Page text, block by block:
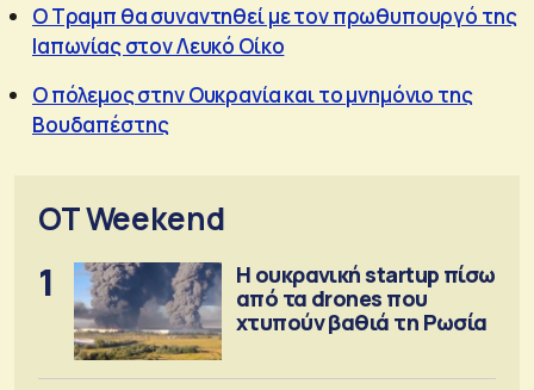
Ο Τραμπ θα συναντηθεί με τον πρωθυπουργό της
Ιαπωνίας στον Λευκό Οίκο
Ο πόλεμος στην Ουκρανία και το μνημόνιο της
Βουδαπέστης
OT Weekend
1
Η ουκρανική startup πίσω
από τα drones που
χτυπούν βαθιά τη Ρωσία